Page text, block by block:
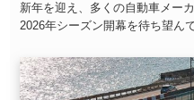
新年を迎え、多くの自動車メー
2026年シーズン開幕を待ち望